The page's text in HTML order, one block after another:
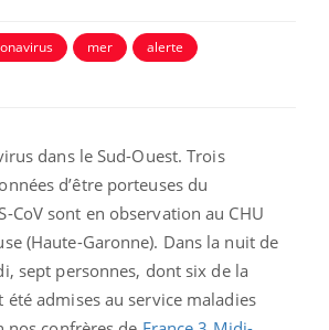
mer
alerte
dans le Sud-Ouest. Trois
d’être porteuses du
CoV sont en observation au CHU
(Haute-Garonne). Dans la nuit de
sept personnes, dont six de la
admises au service maladies